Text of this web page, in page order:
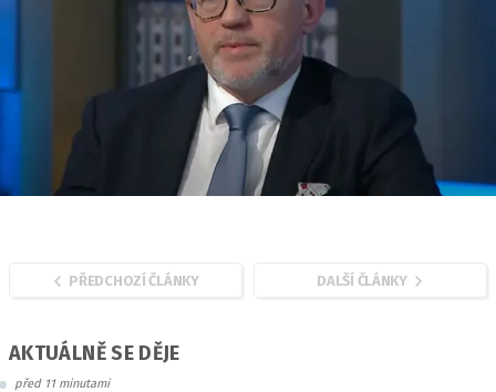
PŘEDCHOZÍ ČLÁNKY DALŠÍ ČLÁNKY
AKTUÁLNĚ SE DĚJE
před 11 minutami